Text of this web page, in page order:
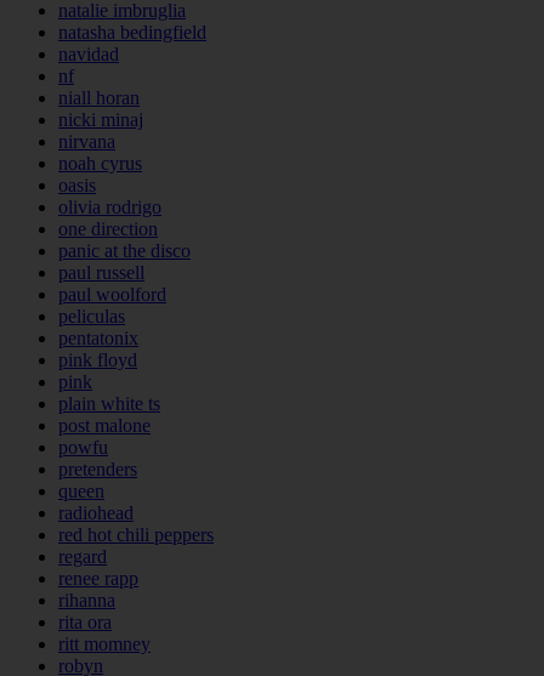
natalie imbruglia
natasha bedingfield
navidad
nf
niall horan
nicki minaj
nirvana
noah cyrus
oasis
olivia rodrigo
one direction
panic at the disco
paul russell
paul woolford
peliculas
pentatonix
pink floyd
pink
plain white ts
post malone
powfu
pretenders
queen
radiohead
red hot chili peppers
regard
renee rapp
rihanna
rita ora
ritt momney
robyn